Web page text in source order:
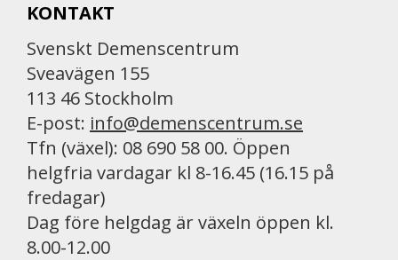
KONTAKT
Svenskt Demenscentrum
Sveavägen 155
113 46 Stockholm
E-post: info@demenscentrum.se
Tfn (växel): 08 690 58 00. Öppen
helgfria vardagar kl 8-16.45 (16.15 på
fredagar)
Dag före helgdag är växeln öppen kl.
8.00-12.00